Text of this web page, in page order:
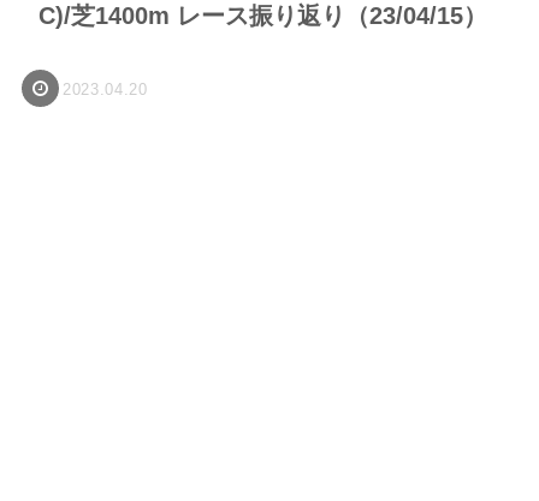
C)/芝1400m レース振り返り（23/04/15）
2023.04.20